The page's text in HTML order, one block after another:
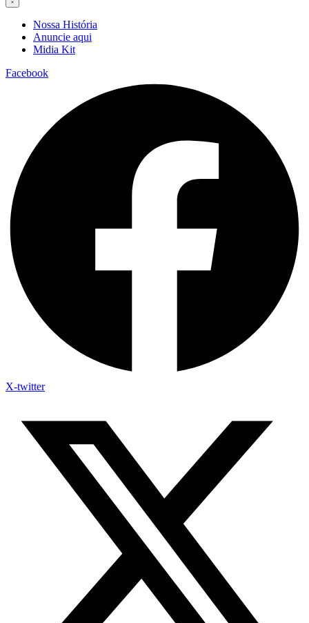
Nossa História
Anuncie aqui
Midia Kit
Facebook
X-twitter